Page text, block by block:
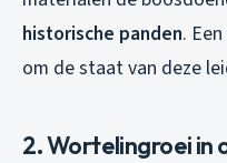
historische panden.
om de staat van deze
2. Wortelingroei in